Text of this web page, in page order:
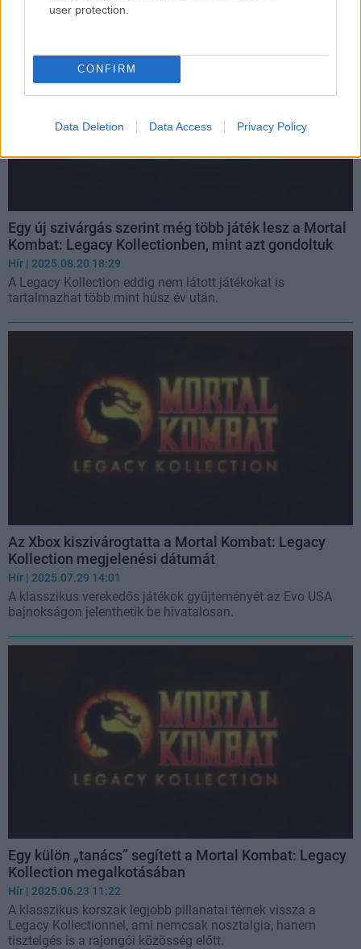
user protection.
CONFIRM
Data Deletion Data Access Privacy Policy
Egy új szivárgás szerint még több játék lesz a Mortal
Kombat: Legacy Kollectionben, mint azt gondoltuk
Hír | 2025.08.20 18:29
A Legacy Kollection eddig nem látott játékokat is
tartalmazhat több mint húsz év után.
Az Xbox kiszivárogtatta a Mortal Kombat: Legacy
Kollection megjelenési dátumát
Hír | 2025.07.29 14:01
A klasszikus verekedős játékok gyűjteményét az Evo USA
bajnokságon jelenthetik be hivatalosan.
Egy külön „tanács” segített a Mortal Kombat: Legacy
Kollection megalkotásában
Hír | 2025.06.23 11:22
A klasszikus korszak legjobb pillanatai térnek vissza a
Legacy Kollectionnel, ami nemcsak nosztalgia, hanem
tisztelgés is a rajongói közösség előtt.